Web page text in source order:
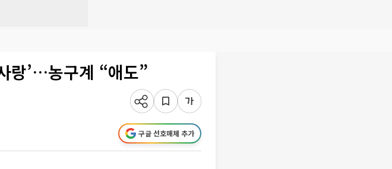
랑’…농구계 “애도”
구글 선호매체 추가